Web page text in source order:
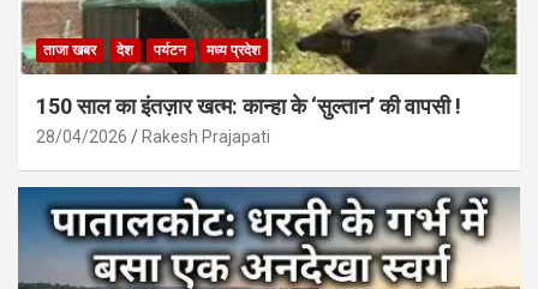
ताजा खबर देश पर्यटन मध्य प्रदेश
150 साल का इंतज़ार खत्म: कान्हा के ‘सुल्तान’ की वापसी !
28/04/2026 Rakesh Prajapati